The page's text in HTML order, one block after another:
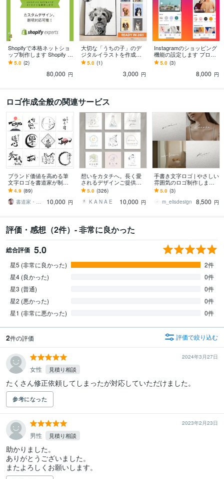
Shopifyで本格ネットショ
ップ制作します Shopify セ
レクトパートナーが対応!
越境、機能追加も可
5.0 (2)
80,000 円
大切な「うちの子」のデ
ジタルイラストを作成し
ます 最短2日での納品！1
0名限定価格
5.0 (1)
3,000 円
Instagramのショッピング
機能の設定します プロが
無料で診断！実装不可の
場合返金、料金一律！値
5.0 (3)
8,000 円
ロゴ作成全般の関連サービス
ブランド価値を高める筆
文字ロゴを書道家が制作
します 商用利用OK！初め
ての方大歓迎！ロゴに込
める想いを形にします
4.9 (89)
書道家・デザイナー 風（かぜ）
10,000 円
想いをカタチへ。長く愛
されるデザインご提供し
ます 長く愛され続け、心
に残るデザインをご提供
致します。
5.0 (326)
K A N A E
10,000 円
手書き文字ロゴ | やさしい
雰囲気のロゴ制作します
商用利用OK・ショップ・
SNS・個人用に◎
5.0 (3)
m_elisdesign
8,500 円
評価・感想（2件）- 非常に良かった
総合評価 5.0
星5 (非常に良かった)
2件
星4 (良かった)
0件
星3 (普通)
0件
星2 (悪かった)
0件
星1 (非常に悪かった)
0件
2件の評価 評価で絞り込む
2024年3月27日
女性 見積り相談
たくさん修正依頼してしまったが対応していただけました。
参考になった
2023年2月23日
男性 見積り相談
助かりました。
ありがとうございました。
またよろしくお願いします。